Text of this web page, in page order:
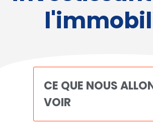
CE QUE NOUS
VOIR